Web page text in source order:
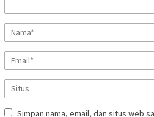
Simpan nama, email, dan situs web